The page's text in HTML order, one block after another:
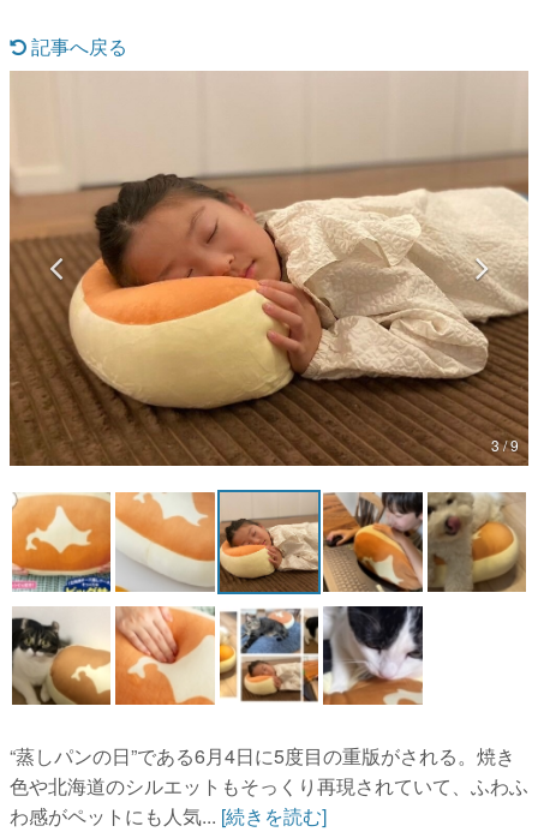
具体的な形から解き明かしていく、硬派で骨太な評論連載
です。
ゲームが変えた日本語
「経験値」「裏技」「ラスボス」… ゲームにまつわる言葉
の起源や用法の変遷を、コンピューター文化史研究家・タ
イニーP氏が徹底調査。
カテゴリ
特集記事
マンガ
女性向け
アプリレビュー
その他
電ファミニコゲーマーとは？
運営：株式会社マレ
記事へ戻る
3 / 9
“蒸しパンの日”である6月4日に5度目の重版がされる。焼き
色や北海道のシルエットもそっくり再現されていて、ふわふ
わ感がペットにも人気... [続きを読む]